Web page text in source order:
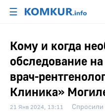
☰
Кому и когда
обследование
врач-
Клиника»
21 Янв 2024, 13:11 Спросили